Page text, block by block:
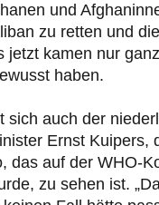
und
zu retten und
jetzt kamen nur
haben.
sich auch der
Ernst Kuipers,
das auf der WHO-
zu sehen ist.